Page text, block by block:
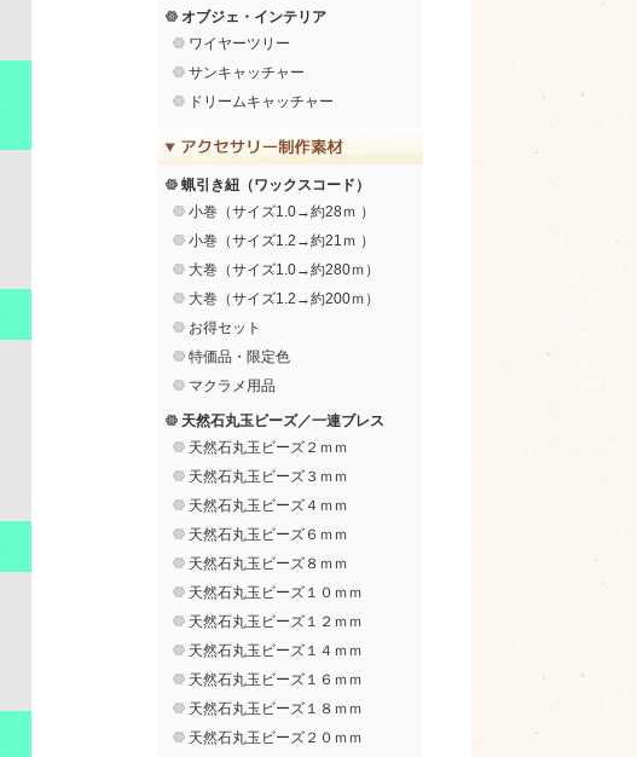
オブジェ・インテリア
ワイヤーツリー
サンキャッチャー
ドリームキャッチャー
蝋引き紐（ワックスコード）
小巻（サイズ1.0→約28ｍ ）
小巻（サイズ1.2→約21ｍ ）
大巻（サイズ1.0→約280ｍ）
大巻（サイズ1.2→約200ｍ）
お得セット
特価品・限定色
マクラメ用品
天然石丸玉ビーズ／一連ブレス
天然石丸玉ビーズ２ｍｍ
天然石丸玉ビーズ３ｍｍ
天然石丸玉ビーズ４ｍｍ
天然石丸玉ビーズ６ｍｍ
天然石丸玉ビーズ８ｍｍ
天然石丸玉ビーズ１０ｍｍ
天然石丸玉ビーズ１２ｍｍ
天然石丸玉ビーズ１４ｍｍ
天然石丸玉ビーズ１６ｍｍ
天然石丸玉ビーズ１８ｍｍ
天然石丸玉ビーズ２０ｍｍ